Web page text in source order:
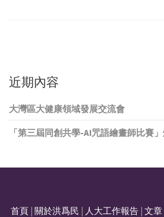
近期內容
大灣區大健康領域發展交流會
「第三屆同創共學-AI咒語繪畫師比賽
首頁 | 關於洪爲民 | 人大工作報告 | 文章